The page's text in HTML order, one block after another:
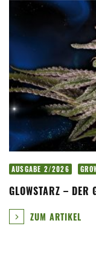
AUSGABE 2/2026
GLOWSTARZ – DER
ZUM ARTIKEL